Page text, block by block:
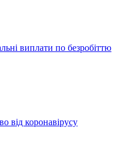
виплати по безробіттю
від коронавірусу